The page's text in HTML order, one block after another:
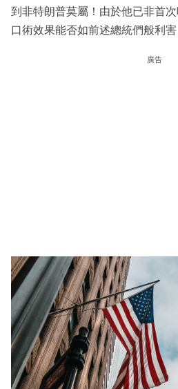
到非特朗普莫屬！由於他已非首
口術效果能否如前述總統們般利
廣告